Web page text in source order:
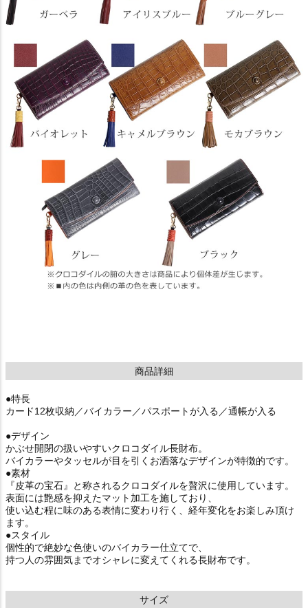
商品詳細
●特長
カード12枚収納／バイカラー／パスポートが入る／通帳が入る
●デザイン
かぶせ開閉の扱いやすいクロコダイル長財布。
バイカラーやタッセルが目を引くお洒落なデザインが特徴的です。
●素材
『皮革の宝石』と称されるクロコダイルを贅沢に使用しています。
表面には艶感を抑えたマット加工を施しており、
使い込む程に味のある表情に変わり行く、経年変化をお楽しみ頂け
ます。
●スタイル
個性的で絶妙な色使いのバイカラー仕立てで、
持つ人の雰囲気までオシャレに変えてくれる長財布です。
サイズ